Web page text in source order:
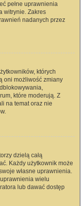
pełne uprawnienia
witrynie. Zakres
nadanych przez
których
oni możliwość zmiany
które moderują. Z
na temat oraz nie
dzielą całą
Każdy użytkownik może
własne uprawnienia.
wielu
lub dawać dostęp